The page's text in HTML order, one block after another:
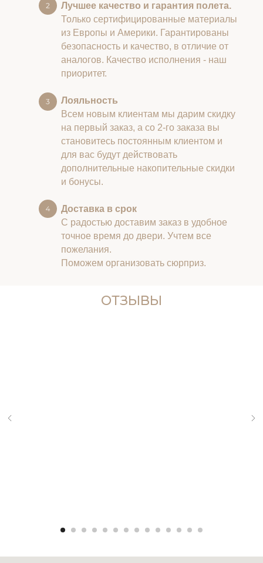
Лучшее качество и гарантия полета.
Только сертифицированные материалы
из Европы и Америки. Гарантированы
безопасность и качество, в отличие от
аналогов. Качество исполнения - наш
приоритет.
Лояльность
Всем новым клиентам мы дарим скидку
на первый заказ, а со 2-го заказа вы
становитесь постоянным клиентом и
для вас будут действовать
дополнительные накопительные скидки
и бонусы.
Доставка в срок
С радостью доставим заказ в удобное
точное время до двери. Учтем все
пожелания.
Поможем организовать сюрприз.
ОТЗЫВЫ